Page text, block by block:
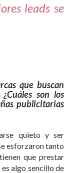
leads se
que buscan
son los
publicitarias
quieto y ser
esforzaron tanto
que prestar
algo sencillo de